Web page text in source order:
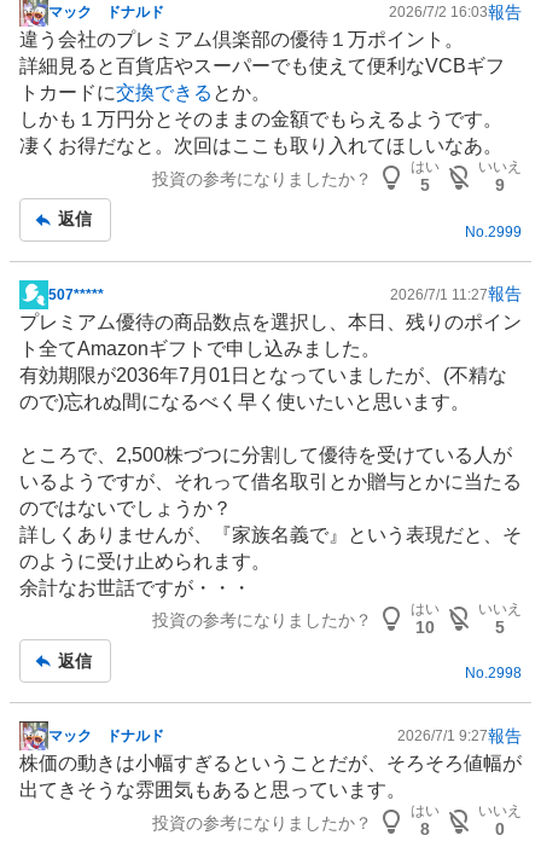
掲
示
板
記
事
マック ドナルド 2026/7/2 16:03報告
違う会社のプレミアム倶楽部の優待１万ポイント。
詳細見ると百貨店やスーパーでも使えて便利なVCBギフ
トカードに交換できる とか。
しかも１万円分とそのままの金額でもらえるようです。
凄くお得だなと。次回はここも取り入れてほしいなあ。
投資の参考になりましたか？
はい
5
いいえ
9
返信
No. 2999
掲
示
板
記
事
507***** 2026/7/1 11:27報告
プレミアム優待の商品数点を選択し、本日、残りのポイン
ト全てAmazonギフトで申し込みました。
有効期限が2036年7月01日となっていましたが、(不精な
ので)忘れぬ間になるべく早く使いたいと思います。
ところで、2,500株づつに分割して優待を受けている人が
いるようですが、それって借名取引とか贈与とかに当たる
のではないでしょうか？
詳しくありませんが、『家族名義で』という表現だと、そ
のように受け止められます。
余計なお世話ですが・・・
投資の参考になりましたか？
はい
10
いいえ
5
返信
No.2998
掲
示
板
マック ドナルド 2026/7/1 9:27報告
株価の動きは小幅すぎるということだが、そろそろ値幅が
出てきそうな雰囲気もあると思っています。
投資の参考になりましたか？
はい
8
いいえ
0